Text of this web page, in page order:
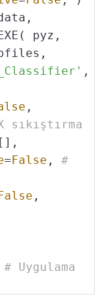
pyz,
,
,
sıkıştırma
= False , #
False ,
# Uygulama